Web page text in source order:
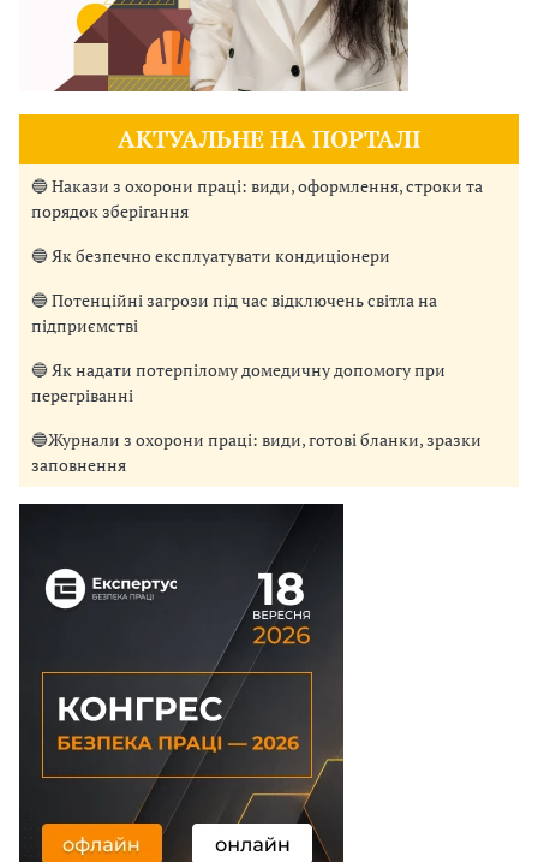
АКТУАЛЬНЕ НА ПОРТАЛІ
🔵 Накази з охорони праці: види, оформлення, строки та
порядок зберігання
🔵 Як безпечно експлуатувати кондиціонери
🔵 Потенційні загрози під час відключень світла на
підприємстві
🔵 Як надати потерпілому домедичну допомогу при
перегріванні
🔵Журнали з охорони праці: види, готові бланки, зразки
заповнення